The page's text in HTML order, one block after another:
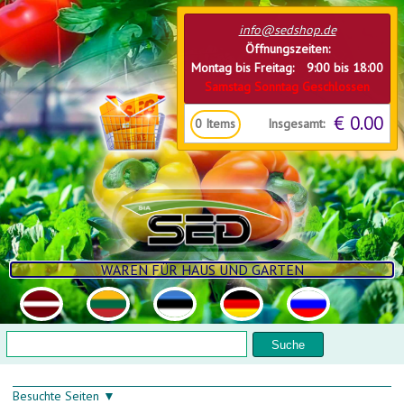
Direkt zum Inhalt
info@sedshop.de
Öffnungszeiten:
Montag bis Freitag: 9:00 bis 18:00
Samstag Sonntag Geschlossen
0 Items Insgesamt: € 0.00
WAREN FÜR HAUS UND GARTEN
Besuchte Seiten ▼